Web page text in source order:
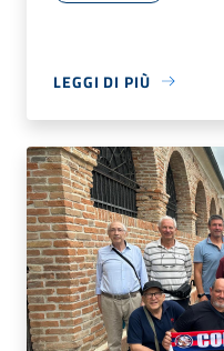
LEGGI DI PIÙ